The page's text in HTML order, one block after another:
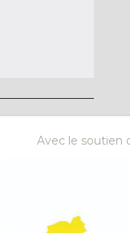
Avec le soutien